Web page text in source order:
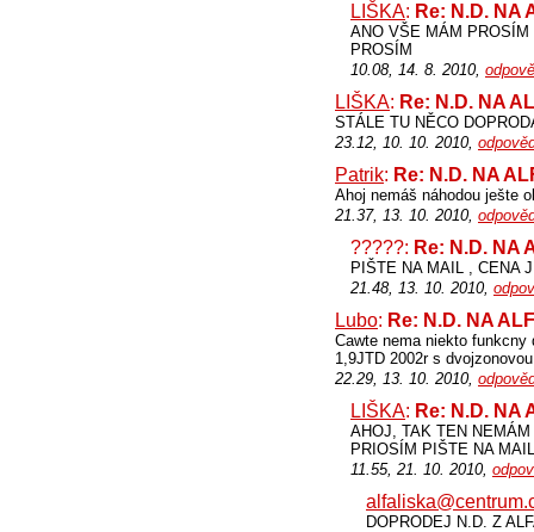
LIŠKA: Re: N.D. NA
ANO VŠE MÁM
PROSÍM
10.08, 14. 8. 2010,
LIŠKA: Re: N.D. NA
STÁLE TU NĚCO
23.12, 10. 10. 2010,
Patrik: Re: N.D. NA
Ahoj nemáš náhodou ješte
21.37, 13. 10. 2010,
?????: Re: N.D. NA
PIŠTE NA MAIL , CENA
21.48, 13. 10. 2010,
Lubo: Re: N.D. NA
Cawte nema niekto
1,9JTD 2002r s
22.29, 13. 10. 2010,
LIŠKA: Re: N.D. NA
AHOJ, TAK TEN
PRIOSÍM PIŠTE NA
11.55, 21. 10. 2010,
DOPRODEJ N.D. Z